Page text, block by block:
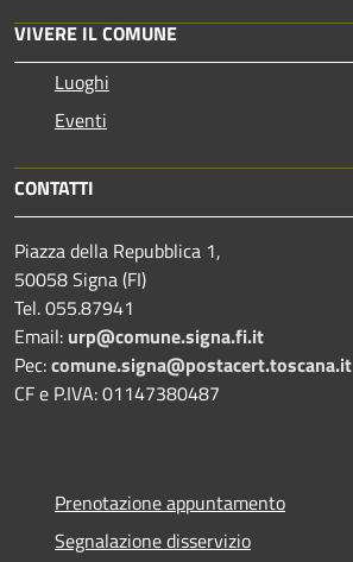
VIVERE IL COMUNE
Luoghi
Eventi
CONTATTI
Piazza della Repubblica 1,
50058 Signa (FI)
Tel. 055.87941
Email: urp@comune.signa.fi.it
Pec:comune.signa@postacert.toscana.it
CF e P.IVA: 01147380487
Prenotazione appuntamento
Segnalazione disservizio